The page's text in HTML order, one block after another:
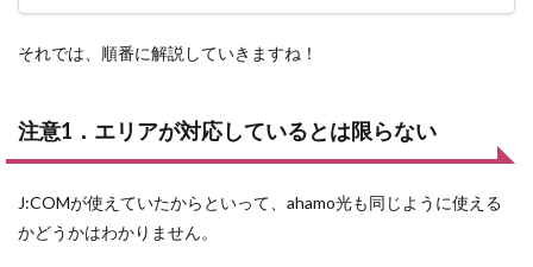
それでは、順番に解説していきますね！
注意1．エリアが対応しているとは限らない
J:COMが使えていたからといって、ahamo光も同じように使える
かどうかはわかりません。